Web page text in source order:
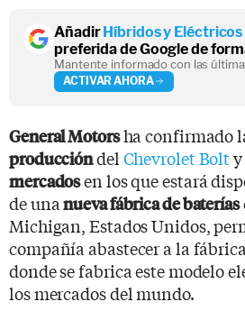
AñadirHíbridos y Eléctricos
preferida de Google de
Mantente informado con las
ACTIVAR AHORA
General Motorsha confirmado
produccióndel Chevrolet Bolt
mercadosen los que estará
de unanueva fábrica de baterías
Michigan, Estados Unidos,
compañía abastecer a la
donde se fabrica este modelo
los mercados del mundo.